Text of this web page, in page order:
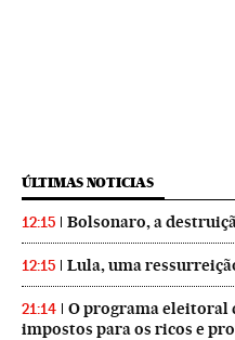
ÚLTIMAS NOTICIAS
12:15 Bolsonaro, a
12:15 Lula, uma
21:14
O programa eleitoral
impostos para os ricos e